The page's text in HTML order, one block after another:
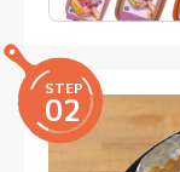
STEP
02